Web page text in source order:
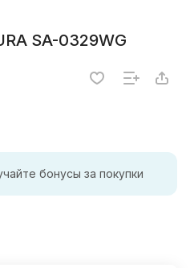
SA-0329WG
бонусы за покупки